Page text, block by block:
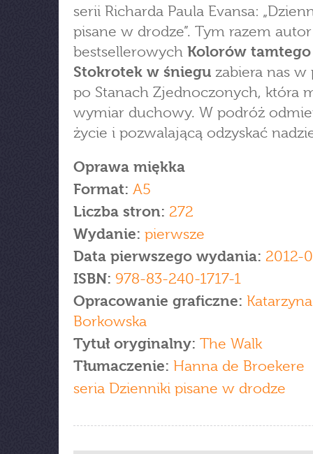
serii Richarda Paula Evansa:
pisane w drodze”. Tym razem autor
bestsellerowych Kolorów
Stokrotek w śniegu zabiera nas w
po Stanach Zjednoczonych, która
wymiar duchowy. W podróż
życie i pozwalającą odzyskać
Oprawa miękka
Format: A5
Liczba stron: 272
Wydanie: pierwsze
Data pierwszego wydania: 2012-
ISBN: 978-83-240-1717-1
Opracowanie graficzne: Katarzyna
Borkowska
Tytuł oryginalny: The Walk
Tłumaczenie: Hanna de Broekere
seria Dzienniki pisane w drodze